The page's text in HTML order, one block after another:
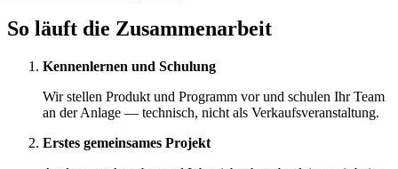
So läuft die Zusammenarbeit
Kennenlernen und Schulung
Wir stellen Produkt und Programm vor und schulen Ihr Team
an der Anlage — technisch, nicht als Verkaufsveranstaltung.
Erstes gemeinsames Projekt